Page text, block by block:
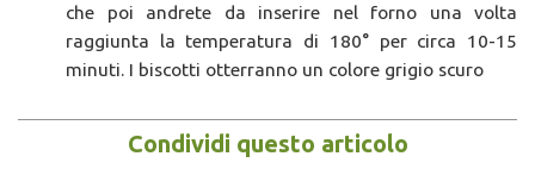
che poi andrete da inserire nel forno una volta
raggiunta la temperatura di 180° per circa 10-15
minuti. I biscotti otterranno un colore grigio scuro
Condividi questo articolo